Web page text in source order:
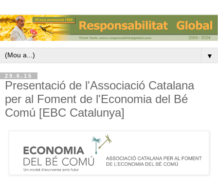
▼
29.6.15
Presentació de l'Associació Catalana
per al Foment de l'Economia del Bé
Comú [EBC Catalunya]